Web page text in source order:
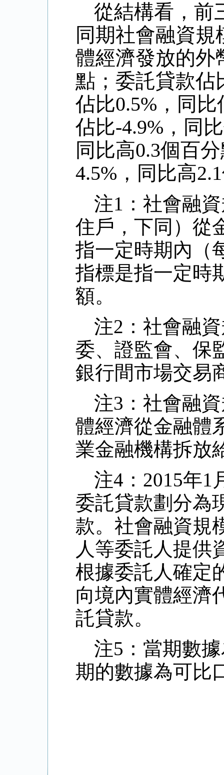
從結構看，前
同期社會融資規
體經濟發放的外
點；委託貸款佔
佔比0.5%，同
佔比-4.9%，同
同比高0.3個百
4.5%，同比高
注1：社會融
住戶，下同）從
指一定時期內（
指標是指一定時
額。
注2：社會融
委、證監會、保
銀行間市場交易
注3：社會融
體經濟從金融體
業金融機構拆放
注4：2015年1
委託貸款劃分為
款。社會融資規
人等委託人提供
根據委託人確定
向境內實體經濟
託貸款。
注5：當期數
期的數據為可比